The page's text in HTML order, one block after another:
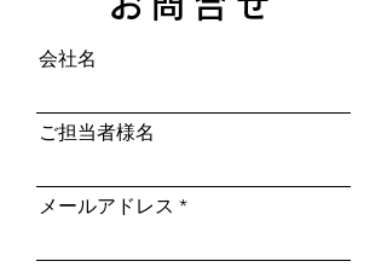
用品で現場を最適化 - 建
会社名
ご担当者様名
メールアドレス